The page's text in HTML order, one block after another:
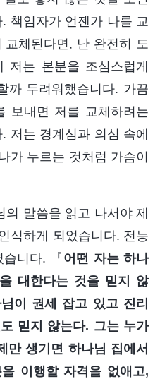
책임자가 언젠가 나를 교
체된다면, 난 완전히 도
저는 본분을 조심스럽게
까 두려워했습니다. 가끔
보내면 저를 교체하려는
저는 경계심과 의심 속에
가 누르는 것처럼 가슴이
의 말씀을 읽고 나서야 제
식하게 되었습니다. 전능
니다. 『 어떤 자는 하나
대한다는 것을 믿지 않
이 권세 잡고 있고 진리
믿지 않는다. 그는 누가
만 생기면 하나님 집에서
이행할 자격을 없애고,